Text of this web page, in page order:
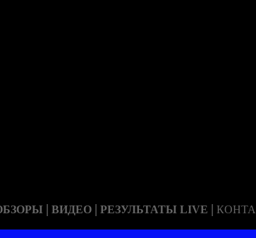
| ВИДЕО | РЕЗУЛЬТАТЫ LIVE |